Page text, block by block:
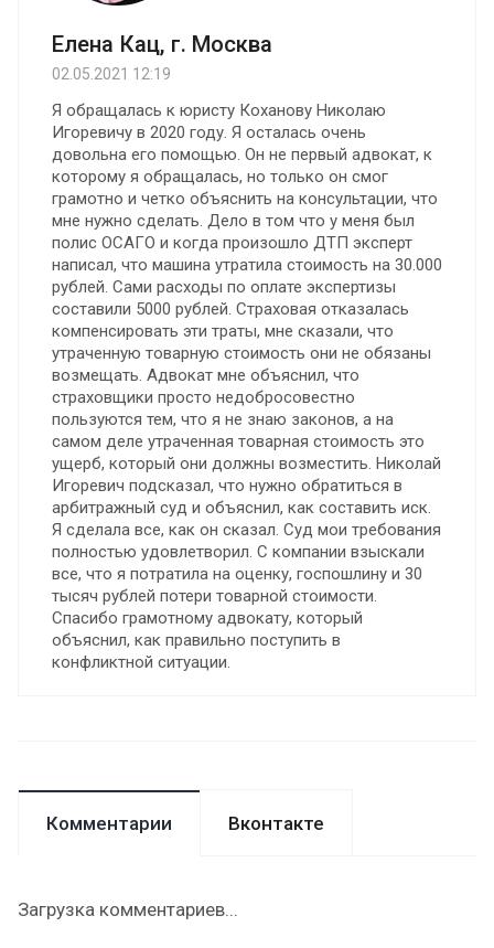
Елена Кац, г. Москва
02.05.2021 12:19
Я обращалась к юристу Коханову Николаю
Игоревичу в 2020 году. Я осталась очень
довольна его помощью. Oн не первый адвокат, к
которому я обращалась, но только он смог
грамотно и четко объяснить на консультации, что
мне нужно сделать. Дело в том что у меня был
полис ОСАГО и когда произошло ДТП эксперт
написал, что машина утратила стоимость на 30.000
рублей. Сами расходы по оплате экспертизы
составили 5000 рублей. Страховая отказалась
компенсировать эти траты, мне сказали, что
утраченную товарную стоимость они не обязаны
возмещать. Адвокат мне объяснил, что
страховщики просто недобросовестно
пользуются тем, что я не знаю законов, а на
самом деле утраченная товарная стоимость это
ущерб, который они должны возместить. Николай
Игоревич подсказал, что нужно обратиться в
арбитражный суд и объяснил, как составить иск.
Я сделала все, как он сказал. Суд мои требования
полностью удовлетворил. С компании взыскали
все, что я потратила на оценку, госпошлину и 30
тысяч рублей потери товарной стоимости.
Спасибо грамотному адвокату, который
объяснил, как правильно поступить в
конфликтной ситуации.
Комментарии Вконтакте
Загрузка комментариев...